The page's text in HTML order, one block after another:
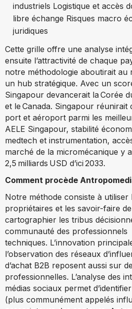
industriels Logistique et accès
libre échange Risques macro
juridiques
Cette grille offre une analyse
ensuite l’attractivité de chaque
notre méthodologie aboutirait au
un hub stratégique. Avec un
Singapour devancerait la Corée
et le Canada. Singapour réunirait
port et aéroport parmi les
AELE Singapour, stabilité
medtech et instrumentation,
marché de la micromécanique y
2,5 milliards USD d’ici 2033.
Comment procède
Notre méthode consiste à utiliser
propriétaires et les savoir-faire
cartographier les tribus
communauté des professionnels
techniques. L’innovation
l’observation des réseaux
d’achat B2B reposent aussi sur
professionnelles. L’analyse des
médias sociaux permet
(plus communément appelés